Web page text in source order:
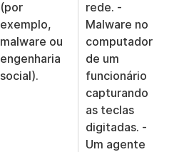
(por
exemplo,
malware ou
engenharia
social).
rede. -
Malware no
computador
de um
funcionário
capturando
as teclas
digitadas. -
Um agente